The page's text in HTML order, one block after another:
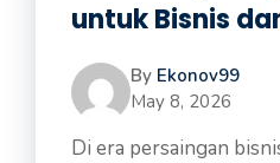
untuk Bisnis
By Ekonov99
May 8, 2026
Di era persaingan